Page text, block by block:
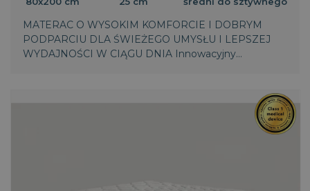
MATERAC O WYSOKIM KOMFORCIE I DOBRYM
PODPARCIU DLA ŚWIEŻEGO UMYSŁU I LEPSZEJ
WYDAJNOŚCI W CIĄGU DNIA Innowacyjny